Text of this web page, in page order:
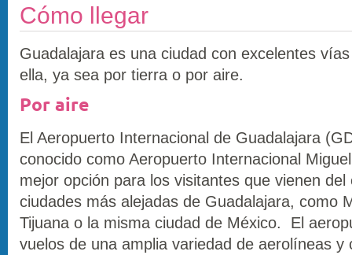
Cómo llegar
Guadalajara es una ciudad con excelentes
ella, ya sea por tierra o por aire.
Por aire
El Aeropuerto Internacional de Guadalajara
conocido como Aeropuerto Internacional
mejor opción para los visitantes que vienen
ciudades más alejadas de Guadalajara, como
Tijuana o la misma ciudad de México. El
vuelos de una amplia variedad de aerolíneas y